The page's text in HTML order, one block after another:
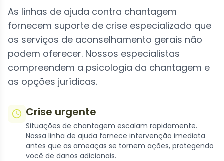
As linhas de ajuda contra chantagem
fornecem suporte de crise especializado que
os serviços de aconselhamento gerais não
podem oferecer. Nossos especialistas
compreendem a psicologia da chantagem e
as opções jurídicas.
Crise urgente
Situações de chantagem escalam rapidamente.
Nossa linha de ajuda fornece intervenção imediata
antes que as ameaças se tornem ações, protegendo
você de danos adicionais.